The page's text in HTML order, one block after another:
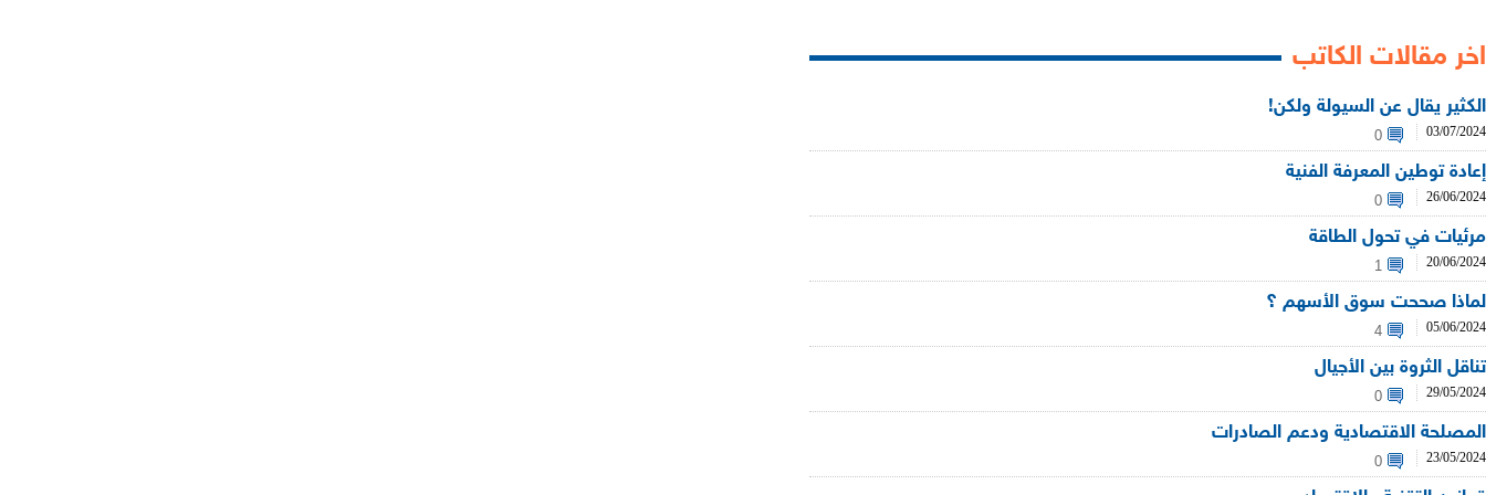
اخر مقالات الكاتب
الكثير يقال عن السيولة ولكن!
03/07/2024
0
إعادة توطين المعرفة الفنية
26/06/2024
0
مرئيات في تحول الطاقة
20/06/2024
1
لماذا صححت سوق الأسهم ؟
05/06/2024
4
تناقل الثروة بين الأجيال
29/05/2024
0
المصلحة الاقتصادية ودعم الصادرات
23/05/2024
0